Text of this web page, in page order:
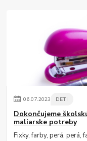
06.07.2023 DETI
Dokončujeme
maliarske potreby
Fixky, farby, perá, perá,